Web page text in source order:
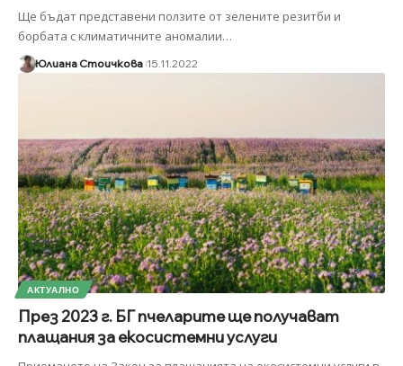
Ще бъдат представени ползите от зелените резитби и
борбата с климатичните аномалии…
Юлиана Стоичкова 15.11.2022
АКТУАЛНО
През 2023 г. БГ пчеларите ще получават
плащания за екосистемни услуги